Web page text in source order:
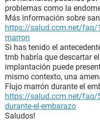
problemas como la
Más información sobre
https://salud.ccm.net/faq/
marron
Si has tenido el
tmb habría que descartar
implantación puede
mismo contexto, una
Flujo marrón durante el
https://salud.ccm.net/faq/
durante-el-embarazo
Saludos!